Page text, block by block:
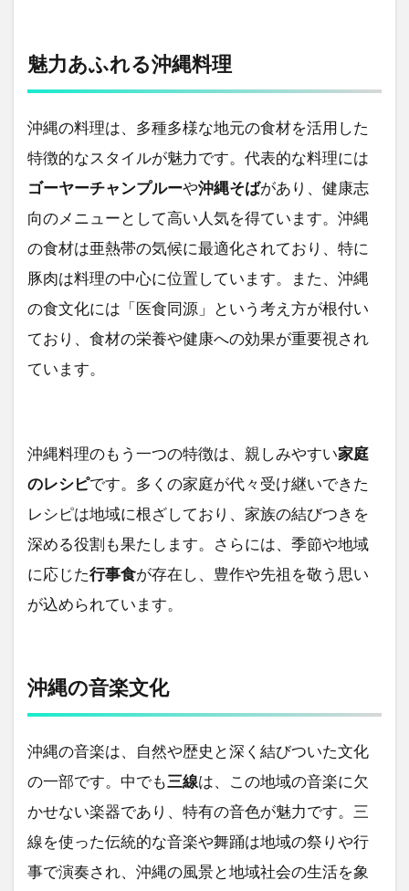
魅力あふれる沖縄料理
沖縄の料理は、多種多様な地元の食材を活用した
特徴的なスタイルが魅力です。代表的な料理には
ゴーヤーチャンプルーや沖縄そばがあり、健康志
向のメニューとして高い人気を得ています。沖縄
の食材は亜熱帯の気候に最適化されており、特に
豚肉は料理の中心に位置しています。また、沖縄
の食文化には「医食同源」という考え方が根付い
ており、食材の栄養や健康への効果が重要視され
ています。
沖縄料理のもう一つの特徴は、親しみやすい家庭
のレシピです。多くの家庭が代々受け継いできた
レシピは地域に根ざしており、家族の結びつきを
深める役割も果たします。さらには、季節や地域
に応じた行事食が存在し、豊作や先祖を敬う思い
が込められています。
沖縄の音楽文化
沖縄の音楽は、自然や歴史と深く結びついた文化
の一部です。中でも三線は、この地域の音楽に欠
かせない楽器であり、特有の音色が魅力です。三
線を使った伝統的な音楽や舞踊は地域の祭りや行
事で演奏され、沖縄の風景と地域社会の生活を象